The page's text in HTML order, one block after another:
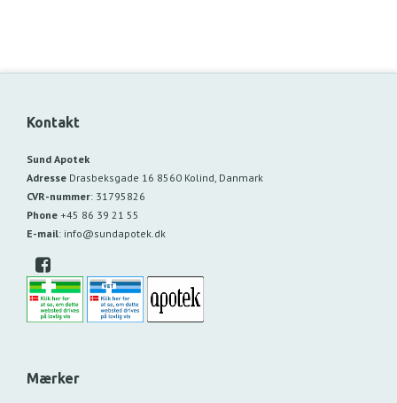
Kontakt
Sund Apotek
Adresse Drasbeksgade 16 8560 Kolind, Danmark
CVR-nummer: 31795826
Phone +45 86 39 21 55
E-mail: info@sundapotek.dk
Mærker